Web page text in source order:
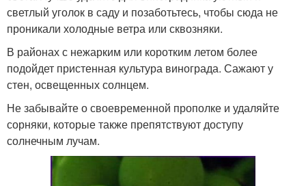
светлый уголок в саду и позаботьтесь, чтобы сюда не
проникали холодные ветра или сквозняки.
В районах с нежарким или коротким летом более
подойдет пристенная культура винограда. Сажают у
стен, освещенных солнцем.
Не забывайте о своевременной прополке и удаляйте
сорняки, которые также препятствуют доступу
солнечным лучам.